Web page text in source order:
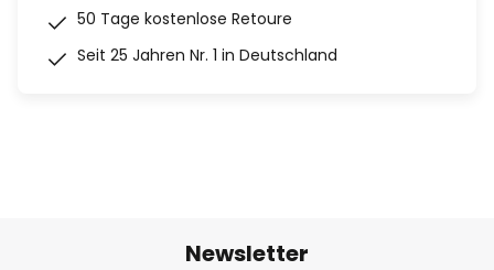
50 Tage kostenlose Retoure
Seit 25 Jahren Nr. 1 in Deutschland
Newsletter